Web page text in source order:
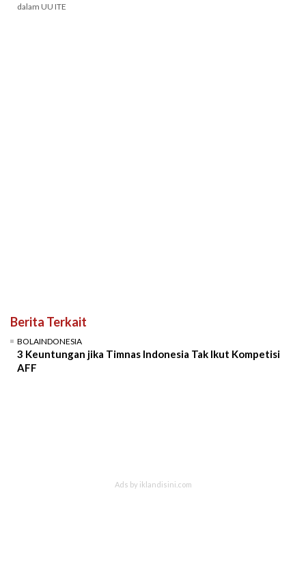
dalam UU ITE
Berita Terkait
BOLAINDONESIA
3 Keuntungan jika Timnas Indonesia Tak Ikut Kompetisi
AFF